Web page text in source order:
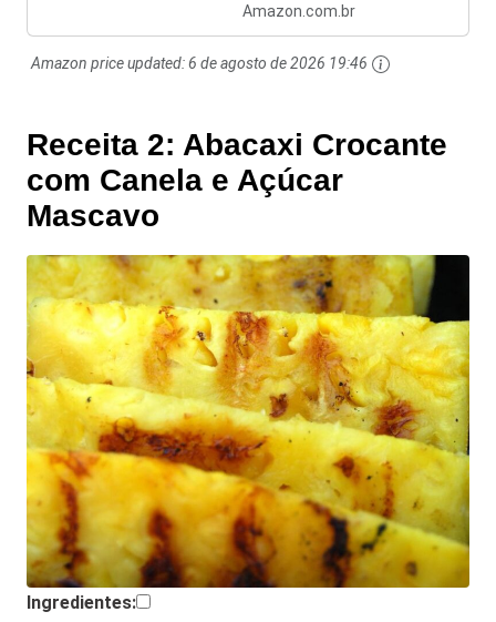
Amazon.com.br
Amazon price updated:6 de agosto de 2026 19:46
Receita 2: Abacaxi Crocante
com Canela e Açúcar
Mascavo
Ingredientes: